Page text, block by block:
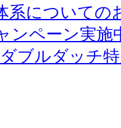
系についての
ンペーン実施
ダブルダッチ